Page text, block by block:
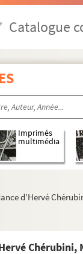
Catalogue
Imprimés
multimédia
d’Hervé